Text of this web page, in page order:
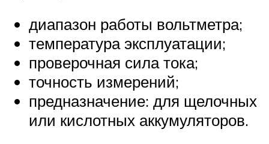
диапазон работы вольтметра;
температура эксплуатации;
проверочная сила тока;
точность измерений;
предназначение: для щелочных
или кислотных аккумуляторов.